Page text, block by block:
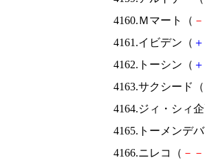
4160.Ｍマート（ －
4161.イビデン（ ＋
4162.トーシン（ ＋
4163.サクシード（
4164.ジィ・シィ
4165.トーメンデ
4166.ニレコ（ － －